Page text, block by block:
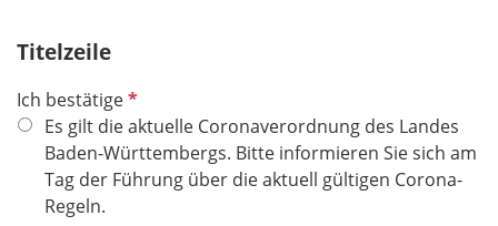
e
l
d
Titelzeile
Ich bestätigeP
f
l
i
Es gilt die aktuelle Coronaverordnung des Landes
Baden-Württembergs. Bitte informieren Sie sich am
Tag der Führung über die aktuell gültigen Corona-
Regeln.